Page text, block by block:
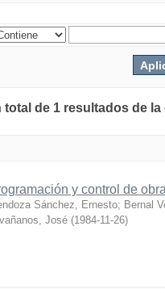
total de 1 resultados de
y control de
Sánchez, Ernesto; Bernal
José (1984-11-26)